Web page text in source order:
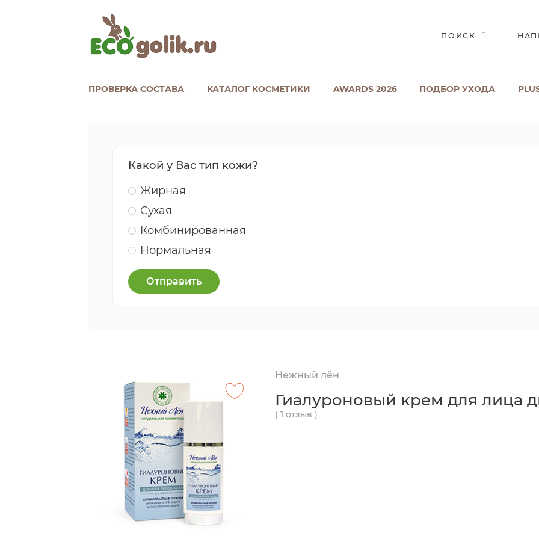
ПОИСК
ПРОВЕРКА СОСТАВА КАТАЛОГ КОСМЕТИКИ AWARDS 2026 ПОДБОР УХОДА
Какой у Вас тип кожи?
Жирная
Сухая
Комбинированная
Нормальная
Отправить
Нежный лён
Гиалуроновый крем для лица
( 1 отзыв )